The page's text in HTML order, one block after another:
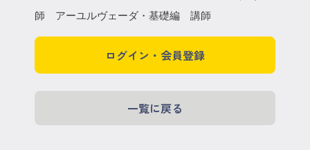
師 アーユルヴェーダ・基礎編 講師
ログイン・会員登録
一覧に戻る